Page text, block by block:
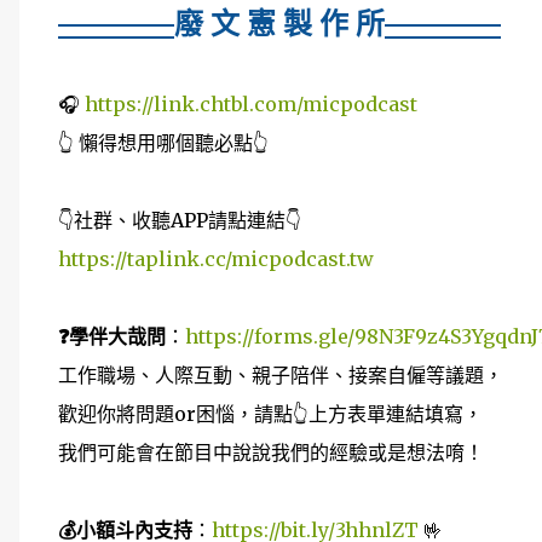
廢 文 憲 製 作 所
🎧 https://link.chtbl.com/micpodcast
👆 懶得想用哪個聽必點👆
👇社群、收聽APP請點連結👇
https://taplink.cc/micpodcast.tw
❓學伴大哉問 ： https://forms.gle/
工作職場、人際互動、親子陪伴、接案自僱等議題，
歡迎你將問題or困惱，請點👆上方表單連結填寫，
我們可能會在節目中說說我們的經驗或是想法唷！
💰小額斗內支持 ： https://bit.ly/3hhnlZT 🤟